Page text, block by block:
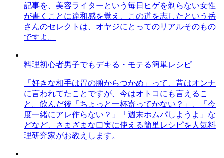
記事を、美容ライターという毎日ヒゲを剃らない女性
が書くことに違和感を覚え、この道を志したという岳
さんのセレクトは、オヤジにとってのリアルそのもの
ですよ。
料理初心者男子でもデキる・モテる簡単レシピ
「好きな相手は胃の腑からつかめ」って、昔はオンナ
に言われてたことですが、今はオトコにも言えるこ
と。飲んだ後「ちょっと一杯寄ってかない？」、「今
度一緒にアレ作らない？」「週末ホムパしようよ」な
どなど、さまざまな口実に使える簡単レシピを人気料
理研究家がお教えします。